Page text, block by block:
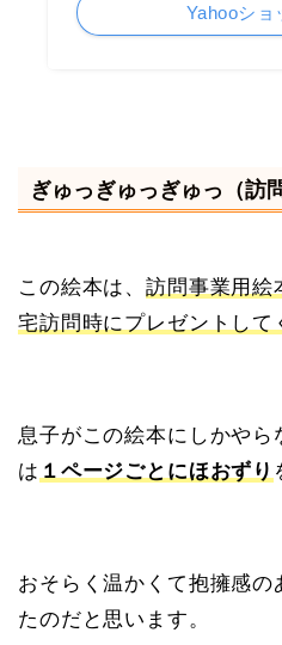
Yahooショ
ぎゅっぎゅっぎゅっ（訪
この絵本は、訪問事業用絵
宅訪問時にプレゼントして
息子がこの絵本にしかや
は １ページごとにほおずり
おそらく温かくて抱擁感の
たのだと思います。